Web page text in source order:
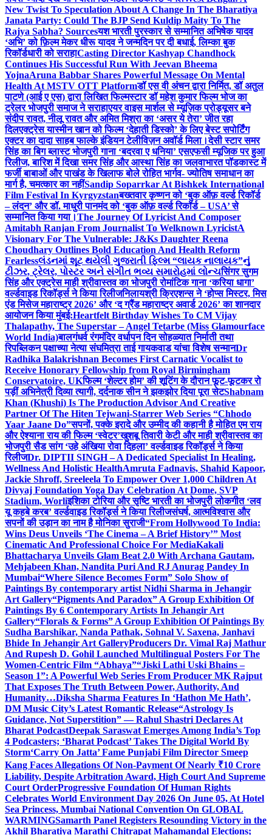
New Twist To Speculation About A Change In The Bharatiya
Janata Party: Could The BJP Send Kuldip Maity To The
Rajya Sabha? Sourcesयश भारती पुरस्कार से सम्मानित अभिषेक यादव
‘अभि’ को फ़िल्म मेकर धीरू यादव ने जन्मदिन पर दी बधाई, लिम्का बुक
रिकॉर्डधारी को सराहाCasting Director Kashyap Chandhock
Continues His Successful Run With Jeevan Bheema
YojnaAruna Babbar Shares Powerful Message On Mental
Health At MSTV OTT Platformडॉ एस वी अंचन द्वारा निर्मित, डॉ अतुल
पाटणे (आई ए एस) द्वारा लिखित फिल्मस्टार डॉ महेश कुमार फिल्म भोज का
ट्रेलर भोजपुरी समाज ने सराहाएयर वाइस मार्शल से म्यूज़िक प्रोड्यूसर बने
संदीप रावत, नीलू रावत और अमित मिश्रा का ‘असर ये तेरा’ जीत रहा
दिलएक्ट्रेस यास्मीन खान को फिल्म ‘देहाती डिस्को’ के लिए बेस्ट सपोर्टिंग
एक्टर का दादा साहब फाल्के इंडियन टेलीविज़न अवॉर्ड मिला।देसी स्टार समर
सिंह का बिग ब्लास्ट भोजपुरी गाना ‘बदरवा ए धनिया’ एसएफसी म्यूजिक पर हुआ
रिलीज, बारिश में दिखा समर सिंह और आस्था सिंह का जलवाभारत पॉडकास्ट में
फर्जी बाबाओं और पाखंड के खिलाफ बोले रोहित भार्गव- ज्योतिष समाधान का
मार्ग है, चमत्कार का नहींSandip Soparrkar At Bishkek International
Film Festival In Kyrgyzstanबख्तवार कृष्णन को ‘बुक ऑफ़ वर्ल्ड रिकॉर्ड
– लंदन’ और डॉ. माधुरी पानमंद को ‘बुक ऑफ़ वर्ल्ड रिकॉर्ड – USA’ से
सम्मानित किया गया।The Journey Of Lyricist And Composer
Amitabh Ranjan From Journalist To Welknown LyricistA
Visionary For The Vulnerable: J&Ks Daughter Reena
Choudhary Outlines Bold Education And Health Reform
Fearlessલંડનમાં શૂટ થયેલી ગુજરાતી ફિલ્મ “લાયક નાલાયક”નું
ટીઝર, ટ્રેલર, પોસ્ટર અને સંગીત ભવ્ય સમારોહમાં લોન્ચसिंगर सुगम
सिंह और एक्ट्रेस माही श्रीवास्तव का भोजपुरी रोमांटिक गाना ‘करिया धागा’
वर्ल्डवाइड रिकॉर्ड्स ने किया रिलीजनिलायश्री क्रिएशन्स ने ‘होप्स मिस्टर, मिस
एंड मिसेज महाराष्ट्र 2026’ और ‘द ग्रैंड महाराष्ट्र अवार्ड 2026’ का शानदार
आयोजन किया मुंबई:Heartfelt Birthday Wishes To CM Vijay
Thalapathy, The Superstar – Angel Tetarbe (Miss Glamourface
World India)बालगंधर्व रंगमंदिर वर्धापन दिन सोहळ्यात निर्माती तथा
रिपब्लिकन पक्षाच्या नेत्या संघमित्रा ताई गायकवाड यांचा विशेष सन्मानDr
Radhika Balakrishnan Becomes First Carnatic Vocalist to
Receive Honorary Fellowship from Royal Birmingham
Conservatoire, UKफिल्म ‘शेल्टर होम’ की शूटिंग के दौरान फूट-फूटकर रो
पड़ीं अभिनेत्री दिव्या त्यागी, दर्दनाक सीन ने झकझोर दिया पूरा सेटShabnam
Khan (Khushi) Is The Production Advisor And Creative
Partner Of The Hiten Tejwani-Starrer Web Series “Chhodo
Yaar Jaane Do”सपनों, पक्के इरादे और उम्मीद की कहानी है मोहित एम राय
और ऐश्याना राय की फिल्म ‘स्वेटर’खुशबू तिवारी केटी और माही श्रीवास्तव का
भोजपुरी सैड सांग ‘उहे अंखिया रोवा दिहला’ वर्ल्डवाइड रिकॉर्ड्स ने किया
रिलीजDr. DIPTII SINGH – A Dedicated Specialist In Healing,
Wellness And Holistic HealthAmruta Fadnavis, Shahid Kapoor,
Jackie Shroff, Sreeleela To Empower Over 1,000 Children At
Divyaj Foundation Yoga Day Celebration At Dome, SVP
Stadium, Worliइशिका टोरिया और सृष्टि भारती का भोजपुरी लोकगीत ‘लव
यू कहबे करब’ वर्ल्डवाइड रिकॉर्ड्स ने किया रिलीजसंघर्ष, आत्मविश्वास और
सपनों की उड़ान का नाम है मोनिका सुराजी“From Hollywood To India:
Wins Deus Unveils ‘The Cinema – A Brief History’” Most
Cinematic And Professional Choice For MediaKakali
Bhattacharya Unveils Glam Beat 2.0 With Archana Gautam,
Mehjabeen Khan, Nandita Puri And RJ Anurag Pandey In
Mumbai“Where Silence Becomes Form” Solo Show of
Paintings By contemporary artist Nidhi Sharma in Jehangir
Art Gallery“Pigments And Paradox” A Group Exhibition Of
Paintings By 6 Contemporary Artists In Jehangir Art
Gallery“Florals & Forms” A Group Exhibition Of Paintings By
Sudha Barshikar, Nanda Pathak, Sohnal V. Saxena, Janhavi
Bhide In Jehangir Art GalleryProducers Dr. Vimal Raj Mathur
And Rupesh D. Gohil Launched Multilingual Posters For The
Women-Centric Film “Abhaya”“Jiski Lathi Uski Bhains –
Season 1”: A Powerful Web Series From Producer MK Rajput
That Exposes The Truth Between Power, Authority, And
Humanity…Diksha Sharma Features In ‘Hathon Me Hath’,
DM Music City’s Latest Romantic Release“Astrology Is
Guidance, Not Superstition” — Rahul Shastri Declares At
Bharat PodcastDeepak Saraswat Emerges Among India’s Top
4 Podcasters; ‘Bharat Podcast’ Takes The Digital World By
Storm‘Carry On Jatta’ Fame Punjabi Film Director Smeep
Kang Faces Allegations Of Non-Payment Of Nearly ₹10 Crore
Liability, Despite Arbitration Award, High Court And Supreme
Court OrderProgressive Foundation Of Human Rights
Celebrates World Environment Day 2026 On June 05, At Hotel
Sea Princess, Mumbai National Convention On GLOBAL
WARMINGSamarth Panel Registers Resounding Victory in the
Akhil Bharatiya Marathi Chitrapat Mahamandal Elections;